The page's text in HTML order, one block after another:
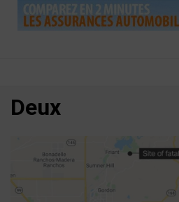
Deux